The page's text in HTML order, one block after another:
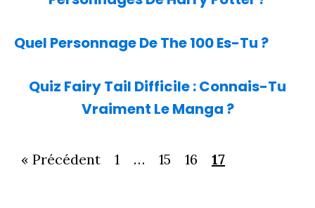
Quel Personnage De The 100 Es-Tu ?
Quiz Fairy Tail Difficile : Connais-Tu
Vraiment Le Manga ?
« Précédent 1 … 15 16 17